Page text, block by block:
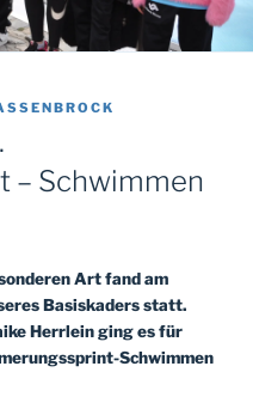
– Schwimmen
Art fand am
Basiskaders statt.
Herrlein ging es für
Schwimmen